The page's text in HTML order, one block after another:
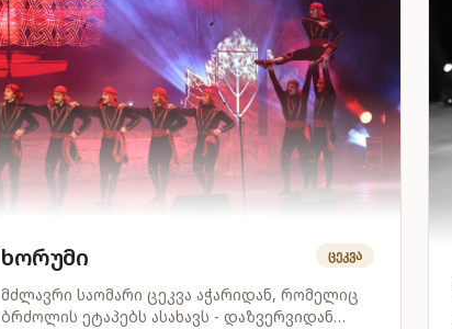
ხორუმი ცეკვა
მძლავრი საომარი ცეკვა აჭარიდან, რომელიც
ბრძოლის ეტაპებს ასახავს - დაზვერვიდან